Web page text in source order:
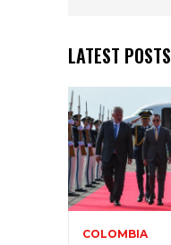
LATEST POSTS
COLOMBIA